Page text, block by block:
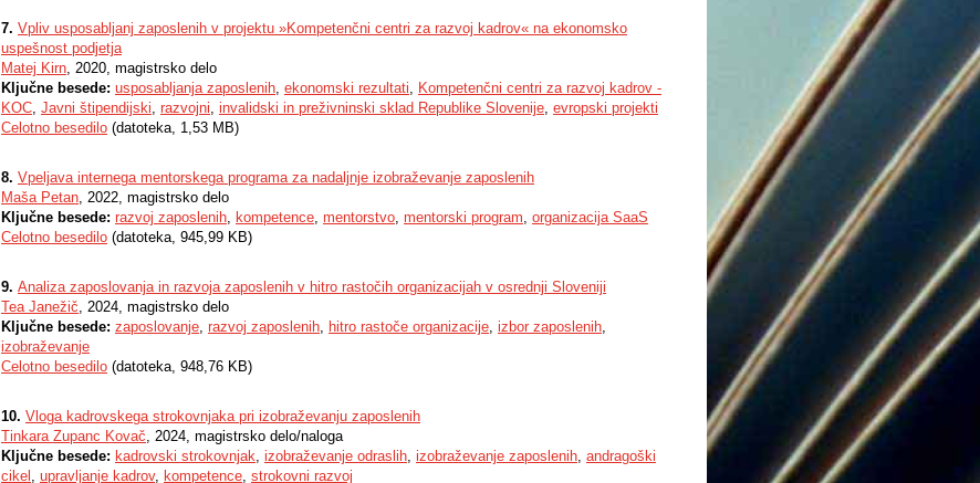
7. Vpliv usposabljanj zaposlenih v projektu »Kompetenčni centri za razvoj kadrov« na ekonomsko
uspešnost podjetja
Matej Kirn, 2020, magistrsko delo
Ključne besede: usposabljanja zaposlenih, ekonomski rezultati, Kompetenčni centri za razvoj kadrov -
KOC, Javni štipendijski, razvojni, invalidski in preživninski sklad Republike Slovenije, evropski projekti
Celotno besedilo (datoteka, 1,53 MB)
8. Vpeljava internega mentorskega programa za nadaljnje izobraževanje zaposlenih
Maša Petan, 2022, magistrsko delo
Ključne besede: razvoj zaposlenih, kompetence, mentorstvo, mentorski program, organizacija SaaS
Celotno besedilo (datoteka, 945,99 KB)
9. Analiza zaposlovanja in razvoja zaposlenih v hitro rastočih organizacijah v osrednji Sloveniji
Tea Janežič, 2024, magistrsko delo
Ključne besede: zaposlovanje, razvoj zaposlenih, hitro rastoče organizacije, izbor zaposlenih,
izobraževanje
Celotno besedilo (datoteka, 948,76 KB)
10. Vloga kadrovskega strokovnjaka pri izobraževanju zaposlenih
Tinkara Zupanc Kovač, 2024, magistrsko delo/naloga
Ključne besede: kadrovski strokovnjak, izobraževanje odraslih, izobraževanje zaposlenih, andragoški
cikel , upravljanje kadrov, kompetence, strokovni razvoj